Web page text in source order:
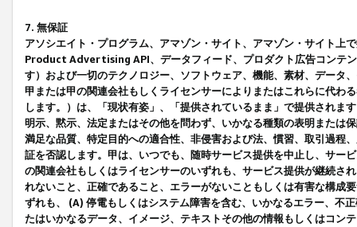
7. 無保証
アソシエイト・プログラム、アマゾン・サイト、アマゾン・サイト上
Product Advertising API、データフィード、プロダクト広告コンテ
す）および一切のテクノロジー、ソフトウェア、機能、素材、データ
甲または甲の関連会社もしくライセンサーによりまたはこれらに代わ
します。）は、「現状有姿」、「提供されているまま」で提供されま
明示、黙示、法定またはその他を問わず、いかなる種類の表明または
満足な品質、特定目的への適合性、非侵害および法、慣習、取引過程
証を否認します。甲は、いつでも、随時サービス提供を中止し、サー
の関連会社もしくはライセンサーのいずれも、サービス提供が継続さ
れないこと、正確であること、エラーがないこともしくは有害な構成
ずれも、 (A) 停電もしくはシステム障害を含む、いかなるエラー、不
たはいかなるデータ、イメージ、テキストその他の情報もしくはコン